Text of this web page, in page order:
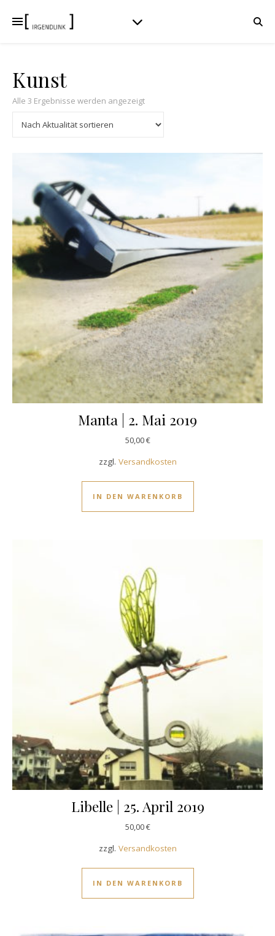
Kunst
Alle 3 Ergebnisse werden angezeigtNach Aktualität sortiert
Manta | 2. Mai 2019
50,00€
zzgl. Versandkosten
IN DEN WARENKORB
Libelle | 25. April 2019
50,00€
zzgl. Versandkosten
IN DEN WARENKORB